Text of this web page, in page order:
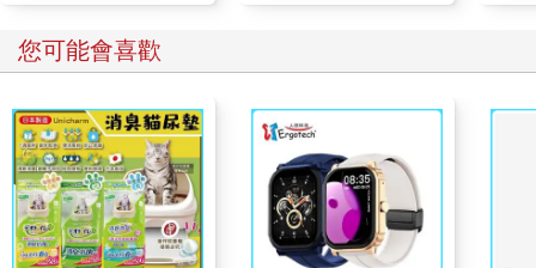
您可能會喜歡